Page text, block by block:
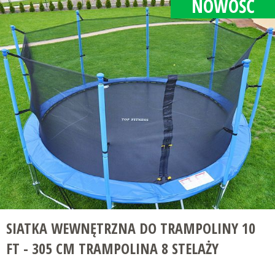
NOWOŚĆ
SIATKA WEWNĘTRZNA DO TRAMPOLINY 10
FT - 305 CM TRAMPOLINA 8 STELAŻY